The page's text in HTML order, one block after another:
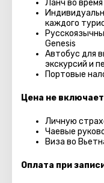
Ланч во
каждого
Genesis
Автобус для
экскурсий и
Портовые
Цена не
Личную
Чаевые
Виза во
Оплата при